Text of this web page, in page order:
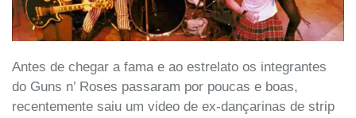
Antes de chegar a fama e ao estrelato os integrantes
do Guns n’ Roses passaram por poucas e boas,
recentemente saiu um video de ex-dançarinas de strip